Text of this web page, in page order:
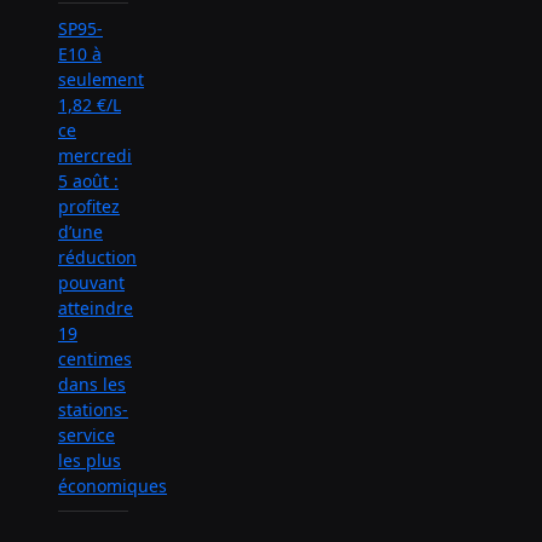
SP95-
E10 à
seulement
1,82 €/L
ce
mercredi
5 août :
profitez
d’une
réduction
pouvant
atteindre
19
centimes
dans les
stations-
service
les plus
économiques